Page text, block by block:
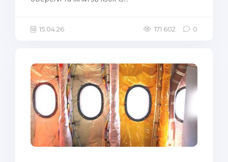
15.04.26 171 602 0